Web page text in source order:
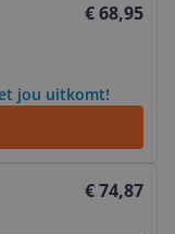
€ 68,95
jou uitkomt!
€ 74,87